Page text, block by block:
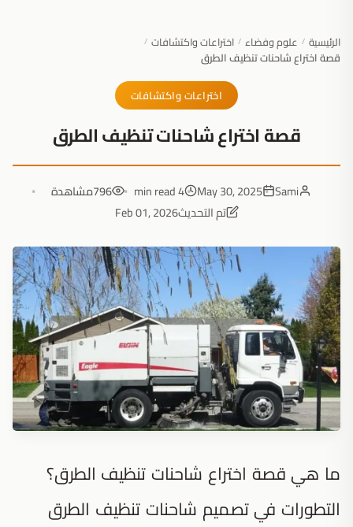
الرئيسية / علوم وفضاء / اختراعات واكتشافات /
قصة اختراع شاحنات تنظيف الطرق
اختراعات واكتشافات
قصة اختراع شاحنات تنظيف الطرق
Sami
May 30, 2025
4 min read
796مشاهدة
تم التحديثFeb 01, 2026
ما هي قصة اختراع شاحنات تنظيف الطرق؟
التطورات في تصميم شاحنات تنظيف الطرق